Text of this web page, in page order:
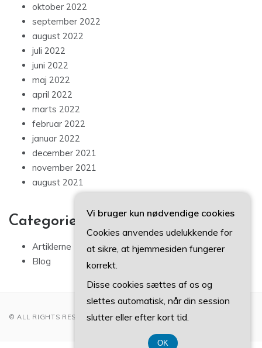
oktober 2022
september 2022
august 2022
juli 2022
juni 2022
maj 2022
april 2022
marts 2022
februar 2022
januar 2022
december 2021
november 2021
august 2021
Categories
Artiklerne
Blog
© ALL RIGHTS RESERVED 2022
Vi bruger kun nødvendige cookies
Cookies anvendes udelukkende for
at sikre, at hjemmesiden fungerer
korrekt.
Disse cookies sættes af os og
slettes automatisk, når din session
slutter eller efter kort tid.
OK